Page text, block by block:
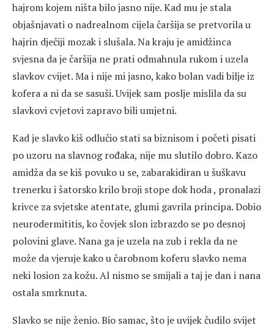
hajrom kojem ništa bilo jasno nije. Kad mu je stala
objašnjavati o nadrealnom cijela čaršija se pretvorila u
hajrin dječiji mozak i slušala. Na kraju je amidžinca
svjesna da je čaršija ne prati odmahnula rukom i uzela
slavkov cvijet. Ma i nije mi jasno, kako bolan vadi bilje iz
kofera a ni da se sasuši. Uvijek sam poslje mislila da su
slavkovi cvjetovi zapravo bili umjetni.
Kad je slavko kiš odlučio stati sa biznisom i početi pisati
po uzoru na slavnog rođaka, nije mu slutilo dobro. Kazo
amidža da se kiš povuko u se, zabarakidiran u šuškavu
trenerku i šatorsko krilo broji stope dok hoda , pronalazi
krivce za svjetske atentate, glumi gavrila principa. Dobio
neurodermititis, ko čovjek slon izbrazdo se po desnoj
polovini glave. Nana ga je uzela na zub i rekla da ne
može da vjeruje kako u čarobnom koferu slavko nema
neki losion za kožu. Al nismo se smijali a taj je dan i nana
ostala smrknuta.
Slavko se nije ženio. Bio samac, što je uvijek čudilo svijet